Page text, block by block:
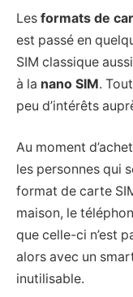
Les formats de
est passé en
SIM classique
à la nano SIM.
peu d’intérêts
Au moment
les personnes qui
format de carte
maison, le
que celle-ci n’est
alors avec un
inutilisable.